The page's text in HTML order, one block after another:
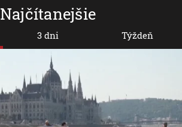
Najčítanejšie
3 dni Týždeň